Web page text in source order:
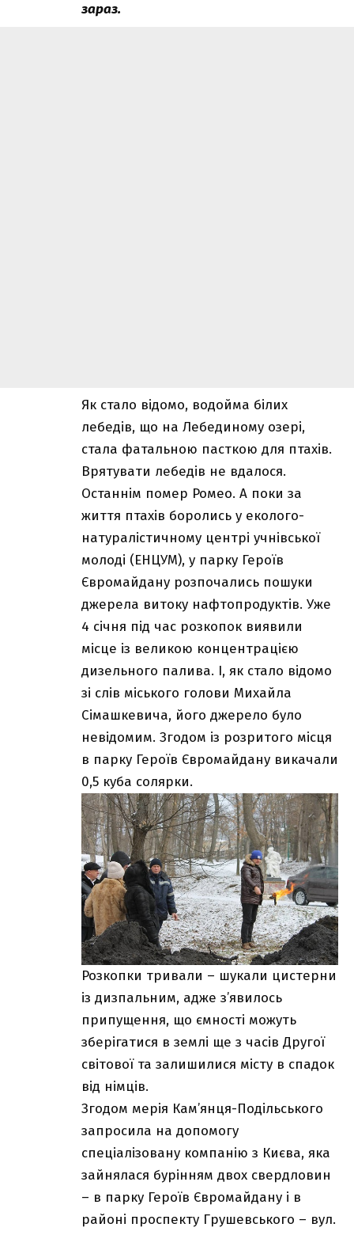
зараз.
Як стало відомо, водойма білих
лебедів, що на Лебединому озері,
стала фатальною пасткою для птахів.
Врятувати лебедів не вдалося.
Останнім помер Ромео. А поки за
життя птахів боролись у еколого-
натуралістичному центрі учнівської
молоді (ЕНЦУМ), у парку Героїв
Євромайдану розпочались пошуки
джерела витоку нафтопродуктів. Уже
4 січня під час розкопок виявили
місце із великою концентрацією
дизельного палива. І, як стало відомо
зі слів міського голови Михайла
Сімашкевича, його джерело було
невідомим. Згодом із розритого місця
в парку Героїв Євромайдану викачали
0,5 куба солярки.
Розкопки тривали – шукали цистерни
із дизпальним, адже з’явилось
припущення, що ємності можуть
зберігатися в землі ще з часів Другої
світової та залишилися місту в спадок
від німців.
Згодом мерія Кам’янця-Подільського
запросила на допомогу
спеціалізовану компанію з Києва, яка
зайнялася бурінням двох свердловин
– в парку Героїв Євромайдану і в
районі проспекту Грушевського – вул.